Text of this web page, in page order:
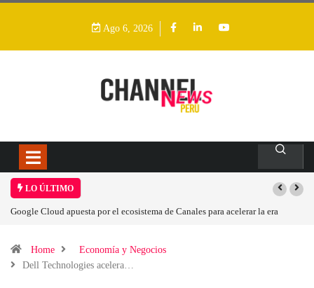
Ago 6, 2026
LO ÚLTIMO
para acelerar la era Las causas del impulso al alza en el precio de las
Home
Economía y Negocios
Dell Technologies acelera…